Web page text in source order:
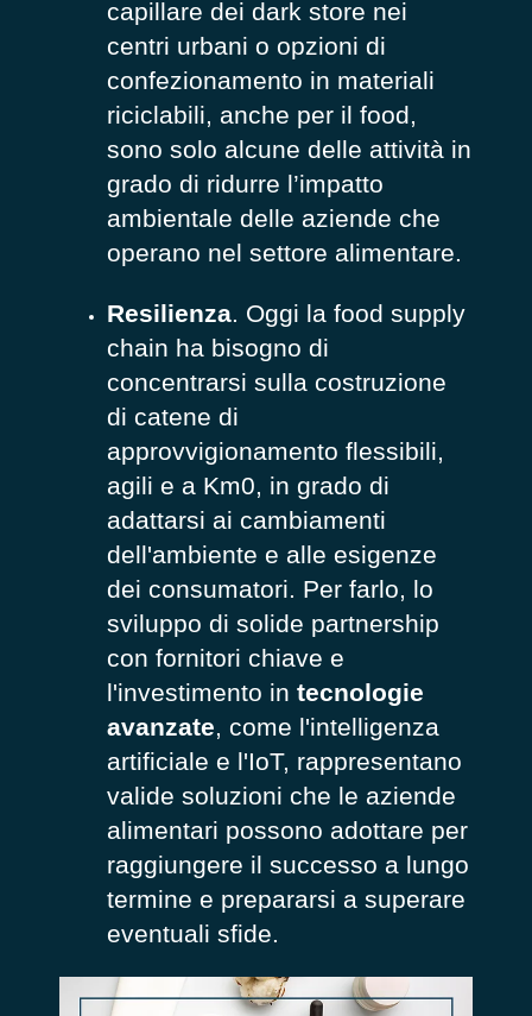
capillare dei dark store nei
centri urbani o opzioni di
confezionamento in materiali
riciclabili, anche per il food,
sono solo alcune delle attività in
grado di ridurre l’impatto
ambientale delle aziende che
operano nel settore alimentare.
Resilienza. Oggi la food supply
chain ha bisogno di
concentrarsi sulla costruzione
di catene di
approvvigionamento flessibili,
agili e a Km0, in grado di
adattarsi ai cambiamenti
dell'ambiente e alle esigenze
dei consumatori. Per farlo, lo
sviluppo di solide partnership
con fornitori chiave e
l'investimento in tecnologie
avanzate, come l'intelligenza
artificiale e l'IoT, rappresentano
valide soluzioni che le aziende
alimentari possono adottare per
raggiungere il successo a lungo
termine e prepararsi a superare
eventuali sfide.